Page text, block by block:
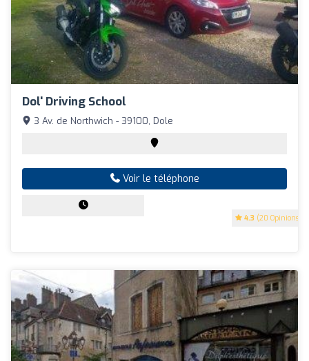
Dol' Driving School
4.3 (20 Opinions)
3 Av. de Northwich - 39100, Dole
Voir le téléphone